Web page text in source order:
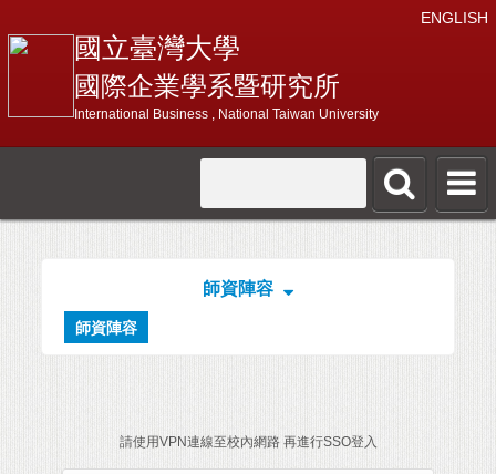
ENGLISH
國立臺灣大學
國際企業學系暨研究所
International Business , National Taiwan University
師資陣容
師資陣容
請使用VPN連線至校內網路 再進行SSO登入